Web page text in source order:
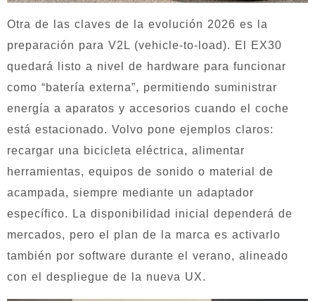
Otra de las claves de la evolución 2026 es la
preparación para V2L (vehicle-to-load). El EX30
quedará listo a nivel de hardware para funcionar
como “batería externa”, permitiendo suministrar
energía a aparatos y accesorios cuando el coche
está estacionado. Volvo pone ejemplos claros:
recargar una bicicleta eléctrica, alimentar
herramientas, equipos de sonido o material de
acampada, siempre mediante un adaptador
específico. La disponibilidad inicial dependerá de
mercados, pero el plan de la marca es activarlo
también por software durante el verano, alineado
con el despliegue de la nueva UX.